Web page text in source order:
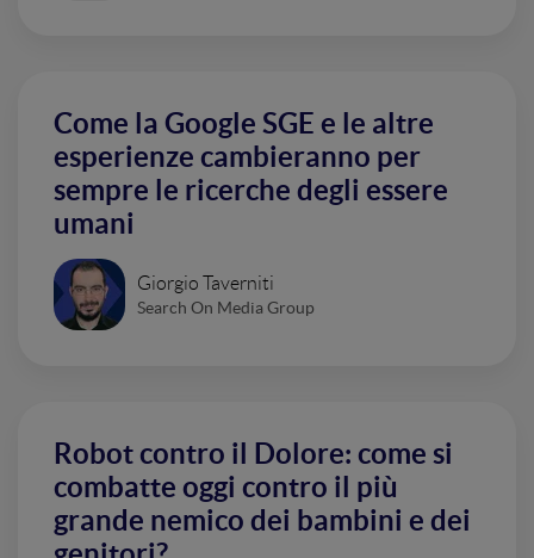
Come la Google SGE e le altre
esperienze cambieranno per
sempre le ricerche degli essere
umani
Giorgio Taverniti
Search On Media Group
Robot contro il Dolore: come si
combatte oggi contro il più
grande nemico dei bambini e dei